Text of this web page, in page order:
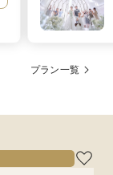
プラン一覧